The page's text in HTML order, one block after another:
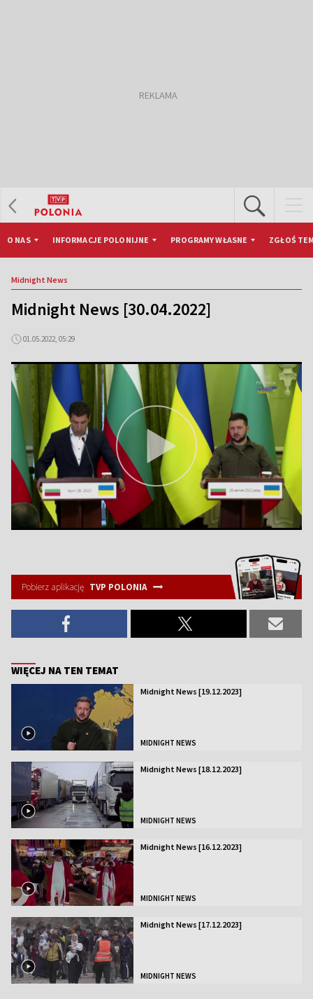
O NAS INFORMACJE POLONIJNE PROGRAMY WŁASNE ZGŁOŚ
Midnight News
Midnight News [30.04.2022]
01.05.2022, 05:29
Pobierz aplikację TVP POLONIA
WIĘCEJ NA TEN TEMAT
Midnight News [19.12.2023]
MIDNIGHT NEWS
Midnight News [18.12.2023]
MIDNIGHT NEWS
Midnight News [16.12.2023]
MIDNIGHT NEWS
Midnight News [17.12.2023]
MIDNIGHT NEWS